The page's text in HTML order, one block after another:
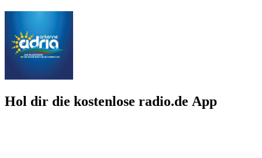
Hol dir die kostenlose radio.de App